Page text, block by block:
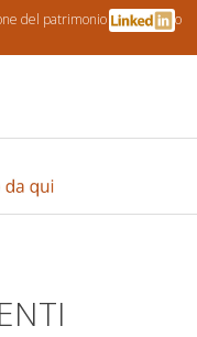
del patrimonio archeologico